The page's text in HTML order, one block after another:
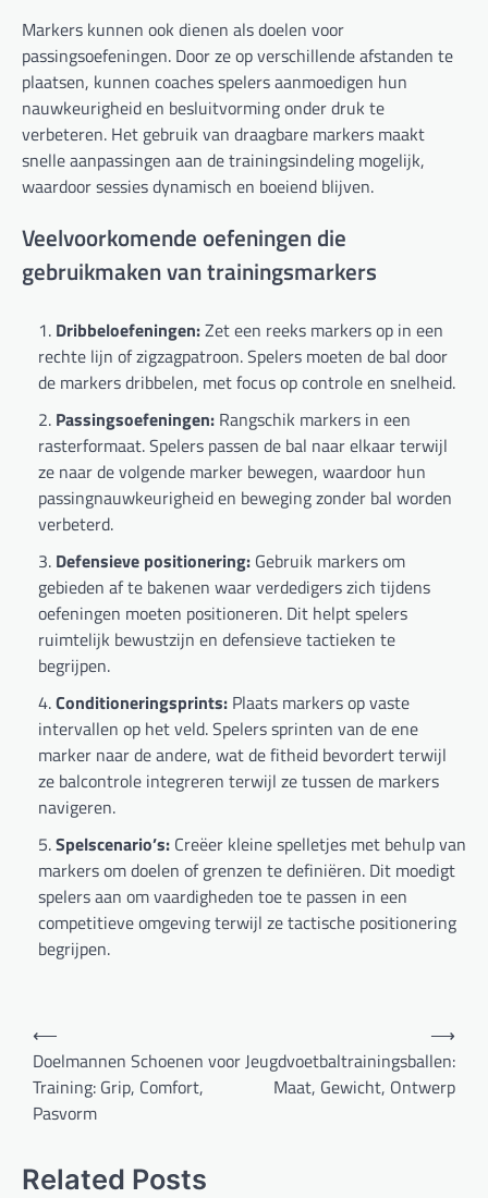
Markers kunnen ook dienen als doelen voor
passingsoefeningen. Door ze op verschillende afstanden te
plaatsen, kunnen coaches spelers aanmoedigen hun
nauwkeurigheid en besluitvorming onder druk te
verbeteren. Het gebruik van draagbare markers maakt
snelle aanpassingen aan de trainingsindeling mogelijk,
waardoor sessies dynamisch en boeiend blijven.
Veelvoorkomende oefeningen die
gebruikmaken van trainingsmarkers
Dribbeloefeningen:Zet een reeks markers op in een
rechte lijn of zigzagpatroon. Spelers moeten de bal door
de markers dribbelen, met focus op controle en snelheid.
Passingsoefeningen: Rangschik markers in een
rasterformaat. Spelers passen de bal naar elkaar terwijl
ze naar de volgende marker bewegen, waardoor hun
passingnauwkeurigheid en beweging zonder bal worden
verbeterd.
Defensieve positionering: Gebruik markers om
gebieden af te bakenen waar verdedigers zich tijdens
oefeningen moeten positioneren. Dit helpt spelers
ruimtelijk bewustzijn en defensieve tactieken te
begrijpen.
Conditioneringsprints: Plaats markers op vaste
intervallen op het veld. Spelers sprinten van de ene
marker naar de andere, wat de fitheid bevordert terwijl
ze balcontrole integreren terwijl ze tussen de markers
navigeren.
Spelscenario’s: Creëer kleine spelletjes met behulp van
markers om doelen of grenzen te definiëren. Dit moedigt
spelers aan om vaardigheden toe te passen in een
competitieve omgeving terwijl ze tactische positionering
begrijpen.
Post
navigation
⟵
Doelmannen Schoenen voor
Training: Grip, Comfort,
Pasvorm
Jeugdvoetbaltrainingsballen:
Maat, Gewicht, Ontwerp
⟶
Related Posts